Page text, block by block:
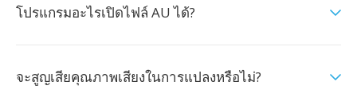
โปรแกรมอะไรเปิดไฟล์ AU ได้?
จะสูญเสียคุณภาพเสียงในการแปลงหรือไม่?